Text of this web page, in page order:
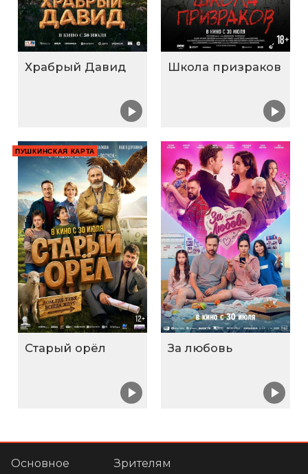
Храбрый Давид Школа призраков
ПУШКИНСКАЯ КАРТА
Старый орёл За любовь
Основное
Зрителям